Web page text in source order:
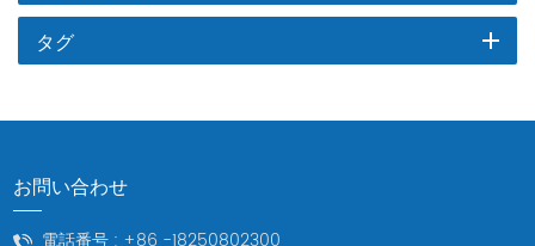
し、冷凍過程で水分が結晶化せず、素材の品質を保ちます。 真空
シール：冷凍後、 生アワビの殻 通常、酸素との接触を避け、酸化
により腐敗や酸化が遅くなり、保存期間が長くなります。 長期保
存：冷凍アワビは生のアワビに比べ、美味しさを損なうことなく
タグ
お問い合わせ